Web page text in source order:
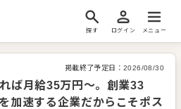
探す ログイン メニュー
掲載終了予定日： 2026/08/30
ば月給35万円～。創業33
加速する企業だからこそポス